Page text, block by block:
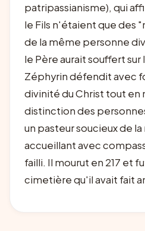
patripassianisme), qui
le Fils n'étaient que des
de la même personne
le Père aurait souffert sur
Zéphyrin défendit avec
divinité du Christ tout en
distinction des
un pasteur soucieux de
accueillant avec
failli. Il mourut en 217 et
cimetière qu'il avait fait